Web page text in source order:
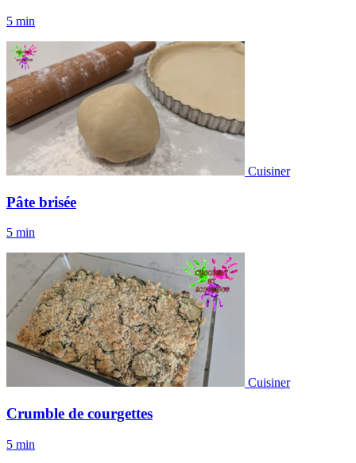
5 min
Cuisiner
Pâte brisée
5 min
Cuisiner
Crumble de courgettes
5 min